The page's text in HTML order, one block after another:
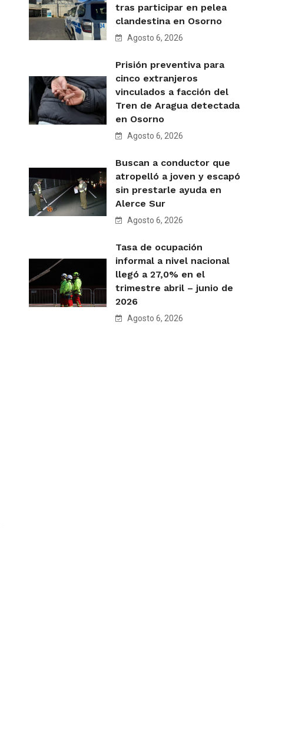
tras participar en pelea
clandestina en Osorno
Agosto 6, 2026
Prisión preventiva para
cinco extranjeros
vinculados a facción del
Tren de Aragua detectada
en Osorno
Agosto 6, 2026
Buscan a conductor que
atropelló a joven y escapó
sin prestarle ayuda en
Alerce Sur
Agosto 6, 2026
Tasa de ocupación
informal a nivel nacional
llegó a 27,0% en el
trimestre abril – junio de
2026
Agosto 6, 2026